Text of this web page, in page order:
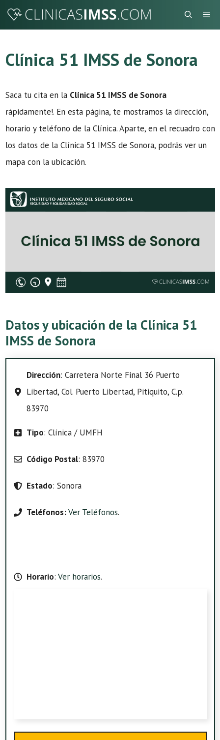
Saltar
Clínica 51 IMSS de Sonora
Saca tu cita en la Clínica 51 IMSS de Sonora
rápidamente!. En esta página, te mostramos la dirección,
horario y teléfono de la Clínica. Aparte, en el recuadro con
los datos de la Clínica 51 IMSS de Sonora, podrás ver un
mapa con la ubicación.
Datos y ubicación de la Clínica 51
IMSS de Sonora
Dirección: Carretera Norte Final 36 Puerto
Libertad, Col. Puerto Libertad, Pitiquito, C.p.
83970
Tipo: Clínica / UMFH
Código Postal: 83970
Estado: Sonora
Teléfonos:Ver Teléfonos.
Horario: Ver horarios.